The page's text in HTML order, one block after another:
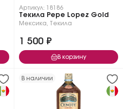
Артикул: 18186
Текила Pepe Lopez Gold
Мексика Текила
1 500 ₽
В корзину
В наличии